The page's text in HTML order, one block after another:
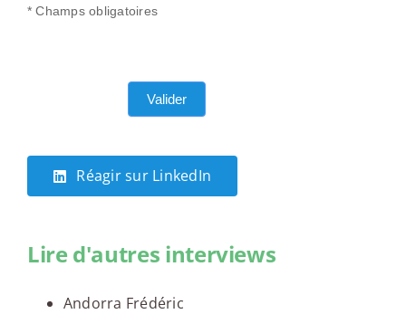
* Champs obligatoires
Valider
Réagir sur LinkedIn
Lire d'autres interviews
Andorra Frédéric